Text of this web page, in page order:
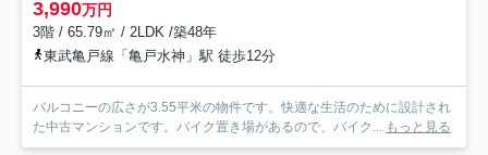
3,990万円
3階 / 65.79㎡ / 2LDK /築48年
東武亀戸線「亀戸水神」駅 徒歩12分
バルコニーの広さが3.55平米の物件です。快適な生活のために設計され
た中古マンションです。バイク置き場があるので、バイク... もっと見る